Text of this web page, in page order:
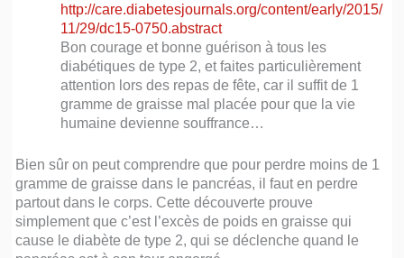
http://care.diabetesjournals.org/content/early/2015/
11/29/dc15-0750.abstract
Bon courage et bonne guérison à tous les
diabétiques de type 2, et faites particulièrement
attention lors des repas de fête, car il suffit de 1
gramme de graisse mal placée pour que la vie
humaine devienne souffrance…
Bien sûr on peut comprendre que pour perdre moins de 1
gramme de graisse dans le pancréas, il faut en perdre
partout dans le corps. Cette découverte prouve
simplement que c’est l’excès de poids en graisse qui
cause le diabète de type 2, qui se déclenche quand le